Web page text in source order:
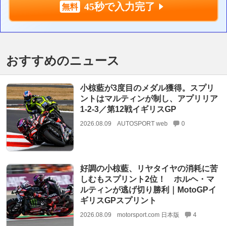
45秒で入力完了
おすすめのニュース
小椋藍が3度目のメダル獲得。スプリ
ントはマルティンが制し、アプリリア
1-2-3／第12戦イギリスGP
2026.08.09 AUTOSPORT web 0
好調の小椋藍、リヤタイヤの消耗に苦
しむもスプリント2位！ ホルヘ・マ
ルティンが逃げ切り勝利｜MotoGPイ
ギリスGPスプリント
2026.08.09 motorsport.com 日本版 4